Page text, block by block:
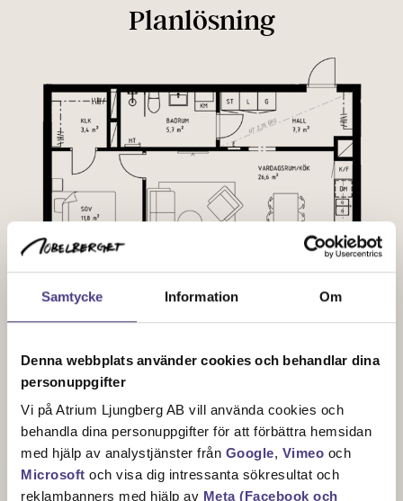
Samtycke Information Om
Denna webbplats använder cookies och behandlar dina
personuppgifter
Vi på Atrium Ljungberg AB vill använda cookies och
behandla dina personuppgifter för att förbättra hemsidan
med hjälp av analystjänster från Google, Vimeo och
Microsoft och visa dig intressanta sökresultat och
reklambanners med hjälp av Meta (Facebook och
Planlösning
Sektionsplan